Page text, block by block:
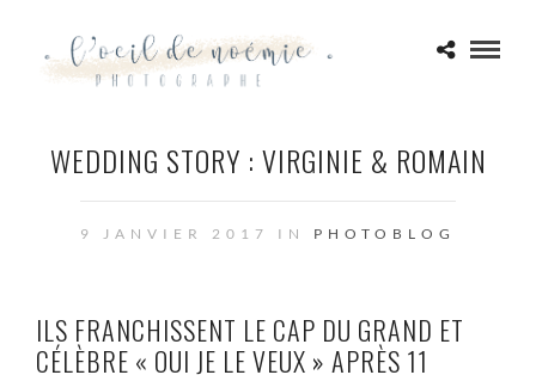
WEDDING STORY : VIRGINIE & ROMAIN
9 JANVIER 2017 IN PHOTOBLOG
ILS FRANCHISSENT LE CAP DU GRAND ET
CÉLÈBRE « OUI JE LE VEUX » APRÈS 11